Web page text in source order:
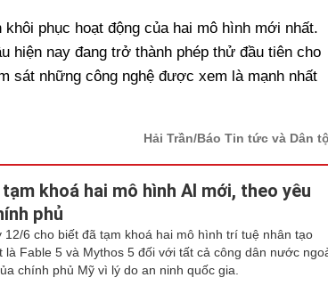
phục hoạt động của hai mô hình mới nhất.
hiện nay đang trở thành phép thử đầu tiên cho
sát những công nghệ được xem là mạnh nhất
Hải Trần/Báo Tin tức và Dân
khoá hai mô hình AI mới, theo yêu
phủ
12/6 cho biết đã tạm khoá hai mô hình trí tuệ nhân tạo
là Fable 5 và Mythos 5 đối với tất cả công dân nước
chính phủ Mỹ vì lý do an ninh quốc gia.